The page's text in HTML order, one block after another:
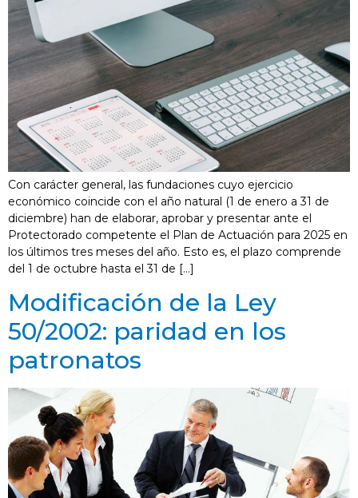
Con carácter general, las fundaciones cuyo ejercicio
económico coincide con el año natural (1 de enero a 31 de
diciembre) han de elaborar, aprobar y presentar ante el
Protectorado competente el Plan de Actuación para 2025 en
los últimos tres meses del año. Esto es, el plazo comprende
del 1 de octubre hasta el 31 de […]
Modificación de la Ley
50/2002: paridad en los
patronatos